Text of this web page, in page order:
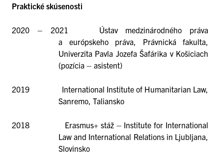
Praktické skúsenosti
2020 – 2021 Ústav medzinárodného práva
a európskeho práva, Právnická fakulta,
Univerzita Pavla Jozefa Šafárika v Košiciach
(pozícia – asistent)
2019 International Institute of Humanitarian Law,
Sanremo, Taliansko
2018 Erasmus+ stáž – Institute for International
Law and International Relations in Ljubljana,
Slovinsko